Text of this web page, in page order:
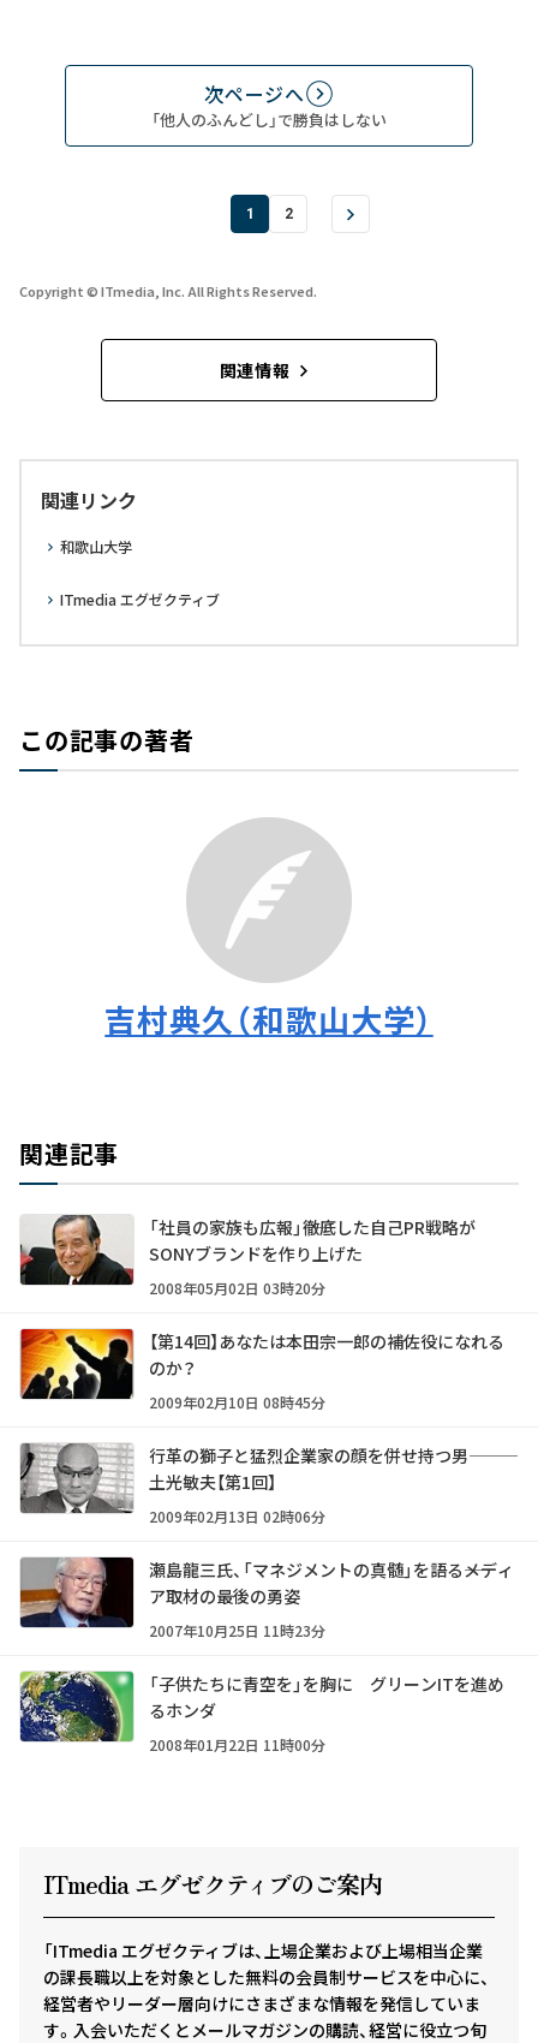
次ページへ
「他人のふんどし」で勝負はしない
1 2
Copyright © ITmedia, Inc. All Rights Reserved.
関連情報
関連リンク
和歌山大学
ITmedia エグゼクティブ
この記事の著者
吉村典久（和歌山大学）
関連記事
「社員の家族も広報」――徹底した自己PR戦略が
SONYブランドを作り上げた
2008年05月02日 03時20分
【第14回】あなたは本田宗一郎の補佐役になれる
のか？
2009年02月10日 08時45分
行革の獅子と猛烈企業家の顔を併せ持つ男―――
土光敏夫【第1回】
2009年02月13日 02時06分
瀬島龍三氏、「マネジメントの真髄」を語る――メディ
ア取材の最後の勇姿
2007年10月25日 11時23分
「子供たちに青空を」を胸に グリーンITを進め
るホンダ
2008年01月22日 11時00分
ITmedia エグゼクティ ブのご案内
「ITmedia エグゼクティブは、上場企業および上場相当企業
の課長職以上を対象とした無料の会員制サービスを中心に、
経営者やリーダー層向けにさまざまな情報を発信していま
す。入会いただくとメールマガジンの購読、経営に役立つ旬